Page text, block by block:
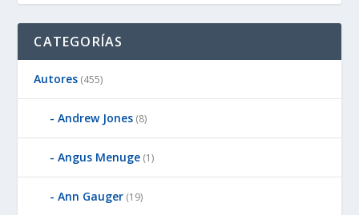
CATEGORÍAS
Autores (455)
Andrew Jones (8)
Angus Menuge (1)
Ann Gauger (19)